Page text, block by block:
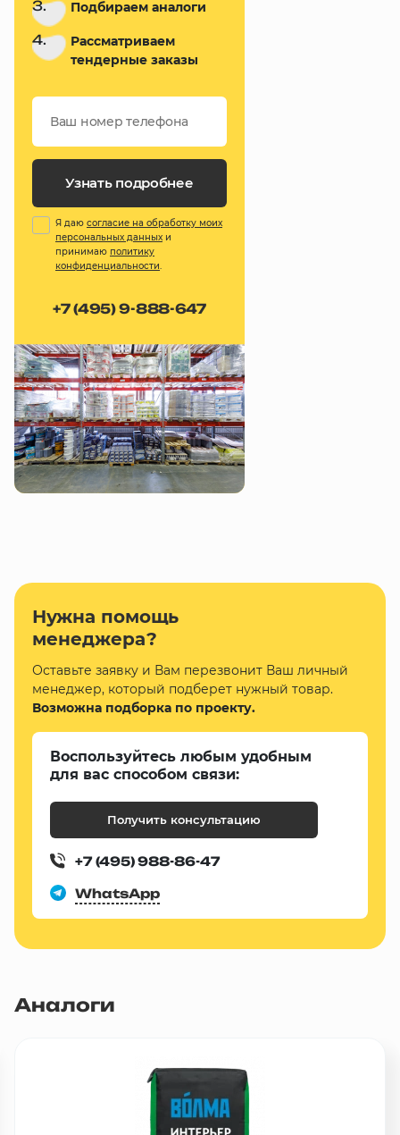
3. Подбираем аналоги
4.
Рассматриваем
тендерные заказы
Узнать подробнее
Я даю согласие на обработку моих
персональных данных и
принимаю политику
конфиденциальности.
+7 (495) 9-888-647
Нужна помощь
менеджера?
Оставьте заявку и Вам перезвонит Ваш личный
менеджер, который подберет нужный товар.
Возможна подборка по проекту.
Воспользуйтесь любым удобным
для вас способом связи:
Получить консультацию
+7 (495) 988-86-47
WhatsApp
Аналоги